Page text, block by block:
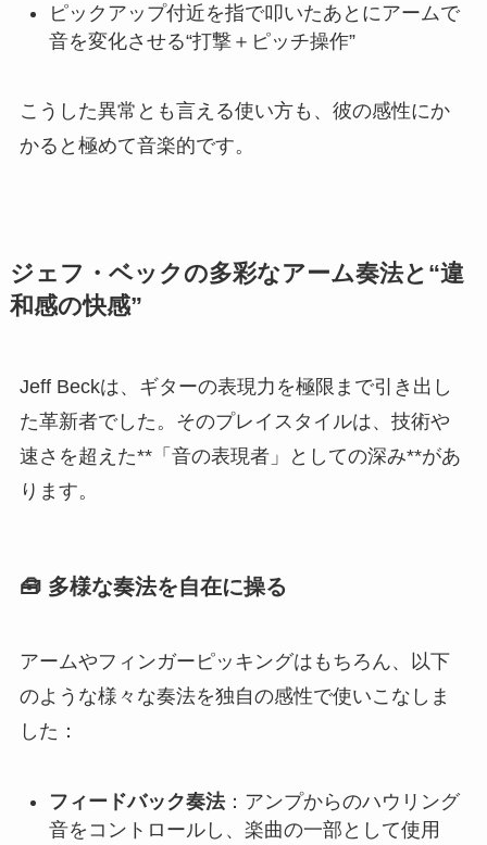
ピックアップ付近を指で叩いたあとにアームで
音を変化させる“打撃＋ピッチ操作”
こうした異常とも言える使い方も、彼の感性にか
かると極めて音楽的です。
ジェフ・ベックの多彩なアーム奏法と“違
和感の快感”
Jeff Beckは、ギターの表現力を極限まで引き出し
た革新者でした。そのプレイスタイルは、技術や
速さを超えた**「音の表現者」としての深み**があ
ります。
🧰 多様な奏法を自在に操る
アームやフィンガーピッキングはもちろん、以下
のような様々な奏法を独自の感性で使いこなしま
した：
フィードバック奏法：アンプからのハウリング
音をコントロールし、楽曲の一部として使用